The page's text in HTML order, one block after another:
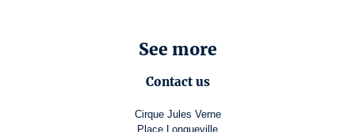
See more
Contact us
Cirque Jules Verne
Place Longueville